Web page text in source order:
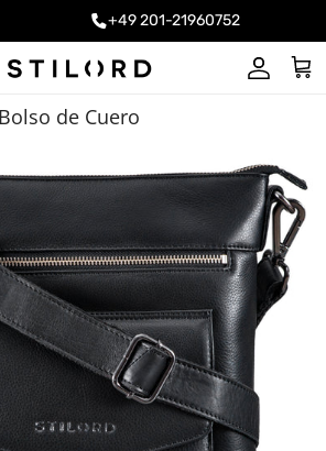
+49 201-21960752
Cuenta
de Cuero